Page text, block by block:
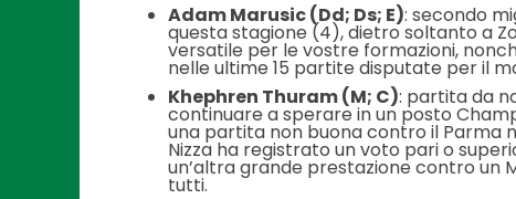
Adam Marusic (Dd; Ds; E): secondo
questa stagione (4), dietro soltanto a
versatile per le vostre formazioni,
nelle ultime 15 partite disputate per il
Khephren Thuram (M; C): partita da
continuare a sperare in un posto
una partita non buona contro il Parma
Nizza ha registrato un voto pari o
un’altra grande prestazione contro un
tutti.